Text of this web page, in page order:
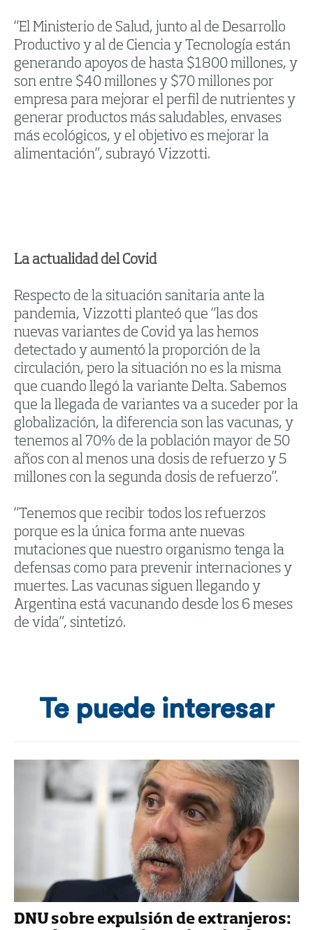
“El Ministerio de Salud, junto al de Desarrollo
Productivo y al de Ciencia y Tecnología están
generando apoyos de hasta $1800 millones, y
son entre $40 millones y $70 millones por
empresa para mejorar el perfil de nutrientes y
generar productos más saludables, envases
más ecológicos, y el objetivo es mejorar la
alimentación”, subrayó Vizzotti.
La actualidad del Covid
Respecto de la situación sanitaria ante la
pandemia, Vizzotti planteó que “las dos
nuevas variantes de Covid ya las hemos
detectado y aumentó la proporción de la
circulación, pero la situación no es la misma
que cuando llegó la variante Delta. Sabemos
que la llegada de variantes va a suceder por la
globalización, la diferencia son las vacunas, y
tenemos al 70% de la población mayor de 50
años con al menos una dosis de refuerzo y 5
millones con la segunda dosis de refuerzo”.
“Tenemos que recibir todos los refuerzos
porque es la única forma ante nuevas
mutaciones que nuestro organismo tenga la
defensas como para prevenir internaciones y
muertes. Las vacunas siguen llegando y
Argentina está vacunando desde los 6 meses
de vida”, sintetizó.
Te puede interesar
DNU sobre expulsión de extranjeros: